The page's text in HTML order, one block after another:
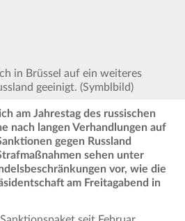
in Brüssel auf ein weiteres
geeinigt. (Symblbild)
am Jahrestag des russischen
nach langen Verhandlungen auf
gegen Russland
sehen unter
vor, wie die
am Freitagabend in